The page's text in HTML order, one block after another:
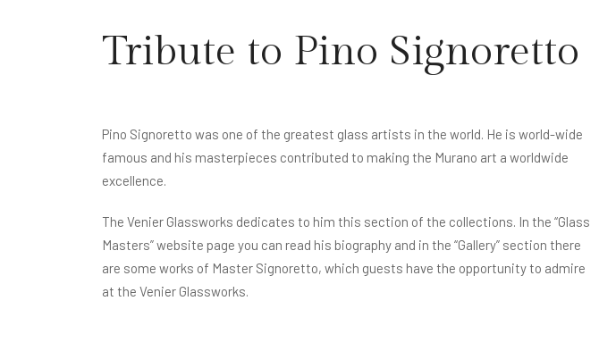
Tribute to Pino Signoretto
Pino Signoretto was one of the greatest glass artists in the world. He is world-wide
famous and his masterpieces contributed to making the Murano art a worldwide
excellence.
The Venier Glassworks dedicates to him this section of the collections. In the “Glass
Masters” website page you can read his biography and in the “Gallery” section there
are some works of Master Signoretto, which guests have the opportunity to admire
at the Venier Glassworks.